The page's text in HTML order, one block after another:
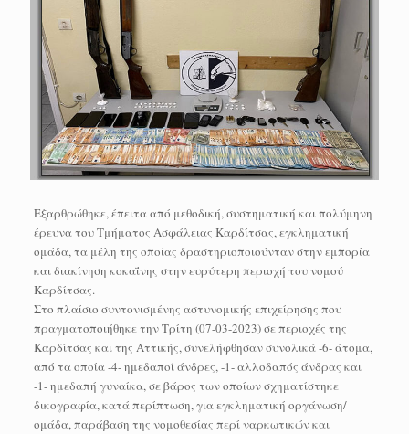
Εξαρθρώθηκε, έπειτα από μεθοδική, συστηματική και πολύμηνη
έρευνα του Τμήματος Ασφάλειας Καρδίτσας, εγκληματική
ομάδα, τα μέλη της οποίας δραστηριοποιούνταν στην εμπορία
και διακίνηση κοκαΐνης στην ευρύτερη περιοχή του νομού
Καρδίτσας.
Στο πλαίσιο συντονισμένης αστυνομικής επιχείρησης που
πραγματοποιήθηκε την Τρίτη (07-03-2023) σε περιοχές της
Καρδίτσας και της Αττικής, συνελήφθησαν συνολικά -6- άτομα,
από τα οποία -4- ημεδαποί άνδρες, -1- αλλοδαπός άνδρας και
-1- ημεδαπή γυναίκα, σε βάρος των οποίων σχηματίστηκε
δικογραφία, κατά περίπτωση, για εγκληματική οργάνωση/
ομάδα, παράβαση της νομοθεσίας περί ναρκωτικών και